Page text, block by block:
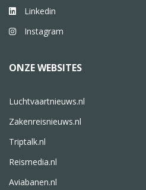
Linkedin
Instagram
ONZE WEBSITES
Luchtvaartnieuws.nl
Zakenreisnieuws.nl
Triptalk.nl
Reismedia.nl
Aviabanen.nl